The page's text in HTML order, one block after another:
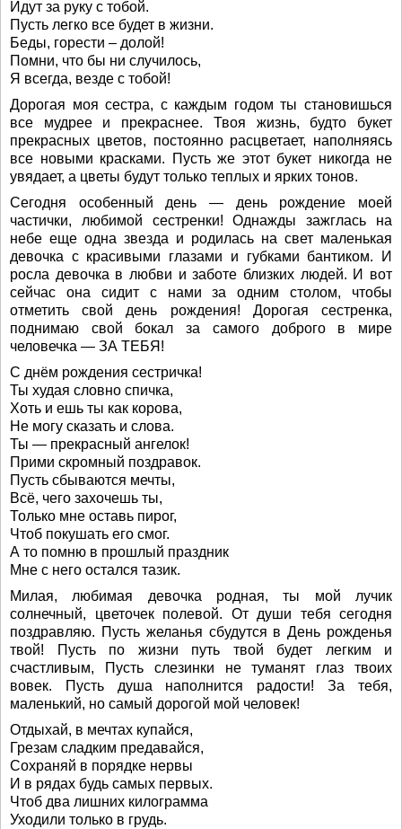
Идут за руку с тобой.
Пусть легко все будет в жизни.
Беды, горести – долой!
Помни, что бы ни случилось,
Я всегда, везде с тобой!
Дорогая моя сестра, с каждым годом ты становишься
все мудрее и прекраснее. Твоя жизнь, будто букет
прекрасных цветов, постоянно расцветает, наполняясь
все новыми красками. Пусть же этот букет никогда не
увядает, а цветы будут только теплых и ярких тонов.
Сегодня особенный день — день рождение моей
частички, любимой сестренки! Однажды зажглась на
небе еще одна звезда и родилась на свет маленькая
девочка с красивыми глазами и губками бантиком. И
росла девочка в любви и заботе близких людей. И вот
сейчас она сидит с нами за одним столом, чтобы
отметить свой день рождения! Дорогая сестренка,
поднимаю свой бокал за самого доброго в мире
человечка — ЗА ТЕБЯ!
С днём рождения сестричка!
Ты худая словно спичка,
Хоть и ешь ты как корова,
Не могу сказать и слова.
Ты — прекрасный ангелок!
Прими скромный поздравок.
Пусть сбываются мечты,
Всё, чего захочешь ты,
Только мне оставь пирог,
Чтоб покушать его смог.
А то помню в прошлый праздник
Мне с него остался тазик.
Милая, любимая девочка родная, ты мой лучик
солнечный, цветочек полевой. От души тебя сегодня
поздравляю. Пусть желанья сбудутся в День рожденья
твой! Пусть по жизни путь твой будет легким и
счастливым, Пусть слезинки не туманят глаз твоих
вовек. Пусть душа наполнится радости! За тебя,
маленький, но самый дорогой мой человек!
Отдыхай, в мечтах купайся,
Грезам сладким предавайся,
Сохраняй в порядке нервы
И в рядах будь самых первых.
Чтоб два лишних килограмма
Уходили только в грудь.